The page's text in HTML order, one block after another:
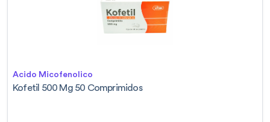
Acido Micofenolico
Kofetil 500 Mg 50 Comprimidos